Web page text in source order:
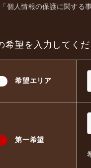
個人情報の保護に関する
希望を入力してくだ
希望エリア
第一希望